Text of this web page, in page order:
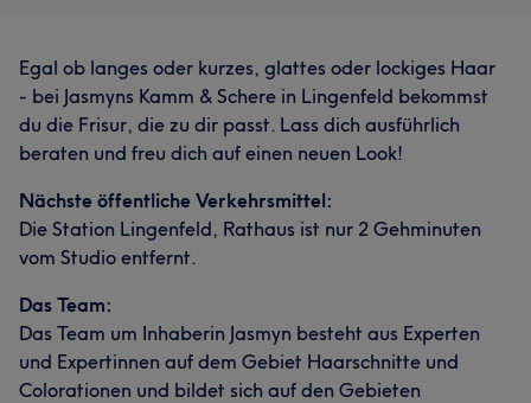
Egal ob langes oder kurzes, glattes oder lockiges Haar
- bei Jasmyns Kamm & Schere in Lingenfeld bekommst
du die Frisur, die zu dir passt. Lass dich ausführlich
beraten und freu dich auf einen neuen Look!
Nächste öffentliche Verkehrsmittel:
Die Station Lingenfeld, Rathaus ist nur 2 Gehminuten
vom Studio entfernt.
Das Team:
Das Team um Inhaberin Jasmyn besteht aus Experten
und Expertinnen auf dem Gebiet Haarschnitte und
Colorationen und bildet sich auf den Gebieten